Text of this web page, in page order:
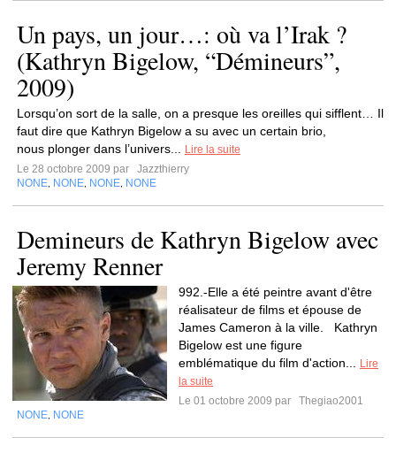
Un pays, un jour…: où va l’Irak ?
(Kathryn Bigelow, “Démineurs”,
2009)
Lorsqu’on sort de la salle, on a presque les oreilles qui sifflent… Il
faut dire que Kathryn Bigelow a su avec un certain brio,
nous plonger dans l’univers...
Lire la suite
Le 28 octobre 2009 par
Jazzthierry
NONE NONE NONE NONE
Demineurs de Kathryn Bigelow avec
Jeremy Renner
992.-Elle a été peintre avant d'être
réalisateur de films et épouse de
James Cameron à la ville. Kathryn
Bigelow est une figure
emblématique du film d'action...
Lire
la suite
Le 01 octobre 2009 par
Thegiao2001
NONE NONE